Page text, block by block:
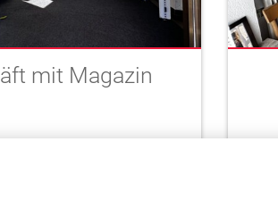
mit Magazin